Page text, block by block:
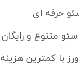
حرفه ای
سئو متنوع و رایگان
با کمترین هزینه